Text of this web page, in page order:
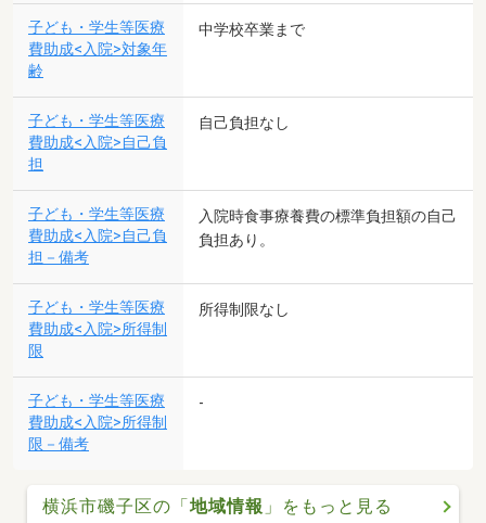
子ども・学生等医療
費助成<入院>対象年
齢
中学校卒業まで
子ども・学生等医療
費助成<入院>自己負
担
自己負担なし
子ども・学生等医療
費助成<入院>自己負
担－備考
入院時食事療養費の標準負担額の自己
負担あり。
子ども・学生等医療
費助成<入院>所得制
限
所得制限なし
子ども・学生等医療
費助成<入院>所得制
限－備考
-
横浜市磯子区の「地域情報 」をもっと見る